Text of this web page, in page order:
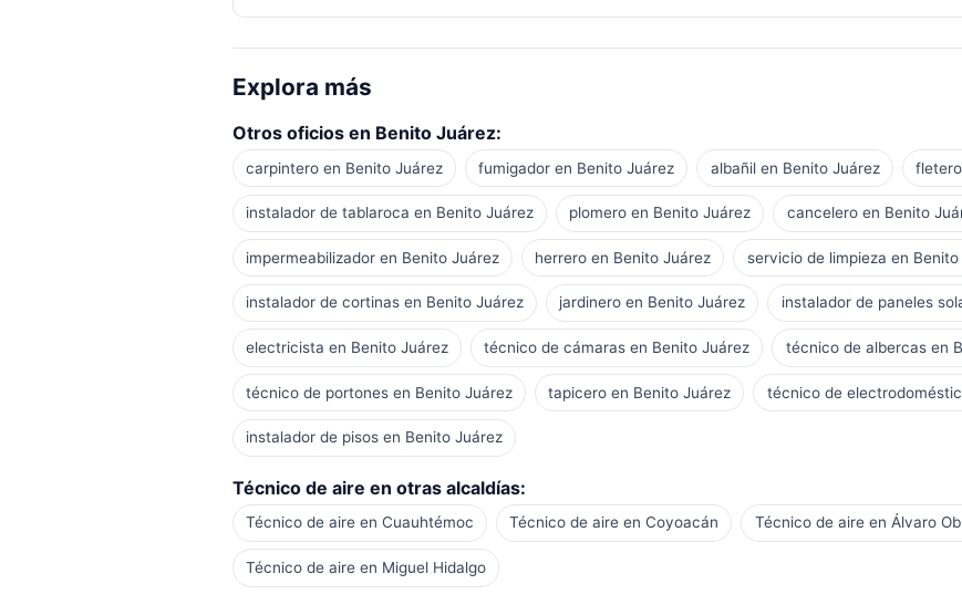
Explora más
Otros oficios en Benito Juárez:
carpintero en Benito Juárez fumigador en Benito Juárez albañil en Benito Juárez
instalador de tablaroca en Benito Juárez plomero en Benito Juárez cancelero en Benito
impermeabilizador en Benito Juárez herrero en Benito Juárez servicio de limpieza en Benito
instalador de cortinas en Benito Juárez jardinero en Benito Juárez instalador de paneles
electricista en Benito Juárez técnico de cámaras en Benito Juárez técnico de albercas en
técnico de portones en Benito Juárez tapicero en Benito Juárez técnico de
instalador de pisos en Benito Juárez
Técnico de aire en otras alcaldías:
Técnico de aire en Cuauhtémoc Técnico de aire en Coyoacán Técnico de aire en Álvaro
Técnico de aire en Miguel Hidalgo